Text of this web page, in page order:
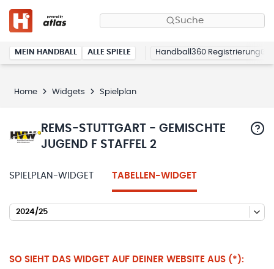
Suche
MEIN HANDBALL ALLE SPIELE Handball360 Registrierung
Home Widgets Spielplan
REMS-STUTTGART - GEMISCHTE
JUGEND F STAFFEL 2
SPIELPLAN-WIDGET TABELLEN-WIDGET
2024/25
SO SIEHT DAS WIDGET AUF DEINER WEBSITE AUS (*):